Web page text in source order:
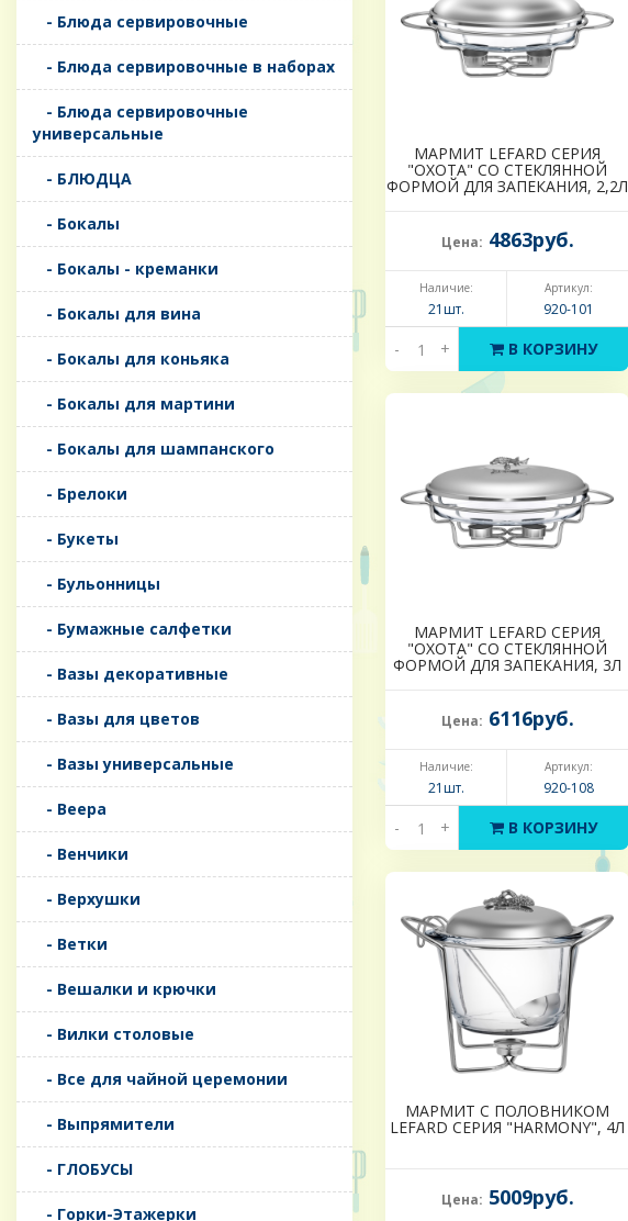
- Блюда сервировочные
- Блюда сервировочные в наборах
- Блюда сервировочные
универсальные
- БЛЮДЦА
- Бокалы
- Бокалы - креманки
- Бокалы для вина
- Бокалы для коньяка
- Бокалы для мартини
- Бокалы для шампанского
- Брелоки
- Букеты
- Бульонницы
- Бумажные салфетки
- Вазы декоративные
- Вазы для цветов
- Вазы универсальные
- Веера
- Венчики
- Верхушки
- Ветки
- Вешалки и крючки
- Вилки столовые
- Все для чайной церемонии
- Выпрямители
- ГЛОБУСЫ
- Горки-Этажерки
МАРМИТ LEFARD СЕРИЯ
"ОХОТА" СО СТЕКЛЯННОЙ
ФОРМОЙ ДЛЯ ЗАПЕКАНИЯ, 2,2Л
Цена: 4863руб.
Наличие:
21шт.
Артикул:
920-101
- + В КОРЗИНУ
МАРМИТ LEFARD СЕРИЯ
"ОХОТА" СО СТЕКЛЯННОЙ
ФОРМОЙ ДЛЯ ЗАПЕКАНИЯ, 3Л
Цена: 6116руб.
Наличие:
21шт.
Артикул:
920-108
- + В КОРЗИНУ
МАРМИТ С ПОЛОВНИКОМ
LEFARD СЕРИЯ "HARMONY", 4Л
Цена: 5009руб.